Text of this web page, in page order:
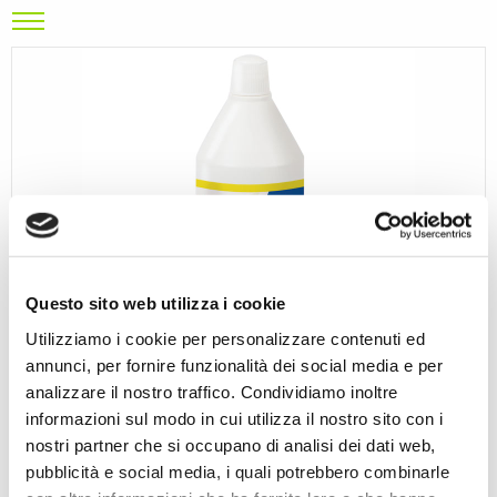
Questo sito web utilizza i cookie
Utilizziamo i cookie per personalizzare contenuti ed
annunci, per fornire funzionalità dei social media e per
analizzare il nostro traffico. Condividiamo inoltre
informazioni sul modo in cui utilizza il nostro sito con i
nostri partner che si occupano di analisi dei dati web,
pubblicità e social media, i quali potrebbero combinarle
SUPERGLOG